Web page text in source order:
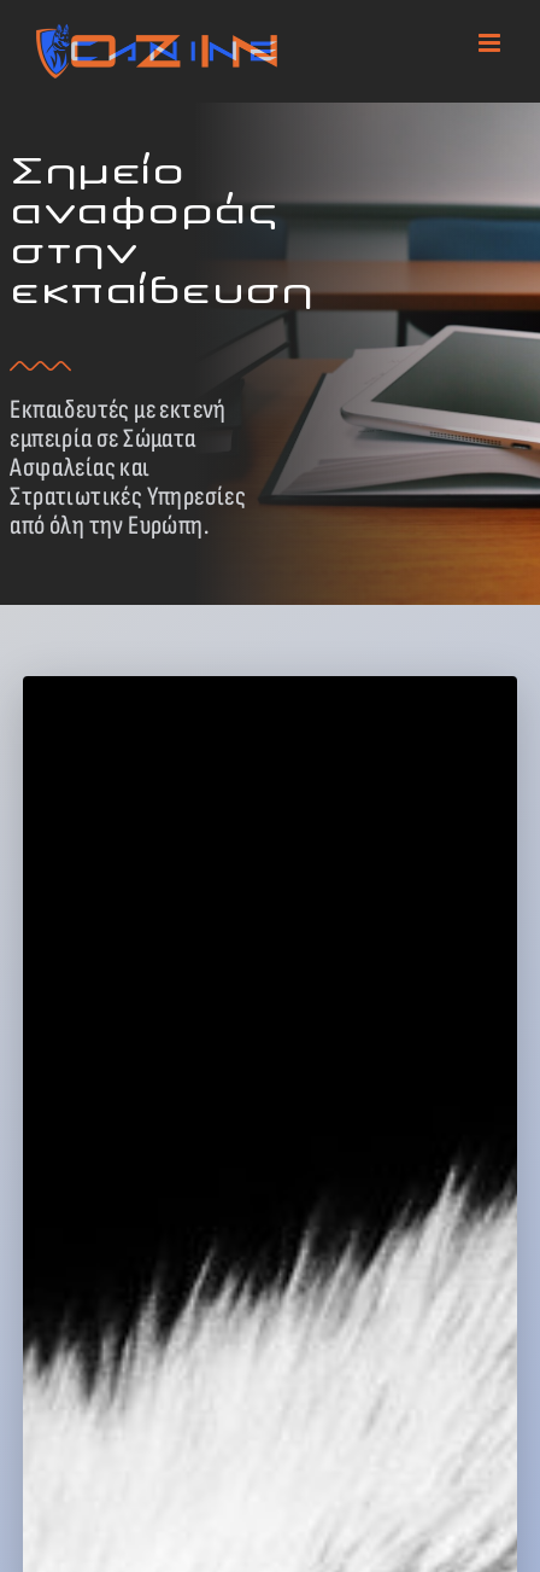
content
Σημείο
αναφοράς
στην
εκπαίδευση
Εκπαιδευτές με εκτενή
εμπειρία σε Σώματα
Ασφαλείας και
Στρατιωτικές Υπηρεσίες
από όλη την Ευρώπη.